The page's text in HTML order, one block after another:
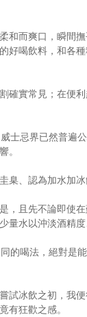
和而爽口，瞬間
好喝飲料，和各
確實常見；在便
忌界已然普遍
。
、認為加水加冰
，且先不論即使
量水以沖淡酒精
喝法，絕對是
試冰飲之初，我
有狂歡之感。